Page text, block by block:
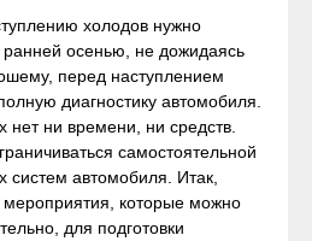
холодов нужно
осенью, не дожидаясь
перед наступлением
диагностику автомобиля.
нет ни времени, ни средств.
самостоятельной
систем автомобиля. Итак,
которые можно
для подготовки